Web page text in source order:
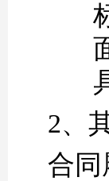
2、
合同